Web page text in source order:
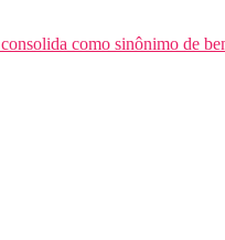
como sinônimo de